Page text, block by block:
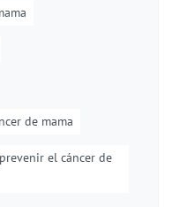
de mama
el cáncer de